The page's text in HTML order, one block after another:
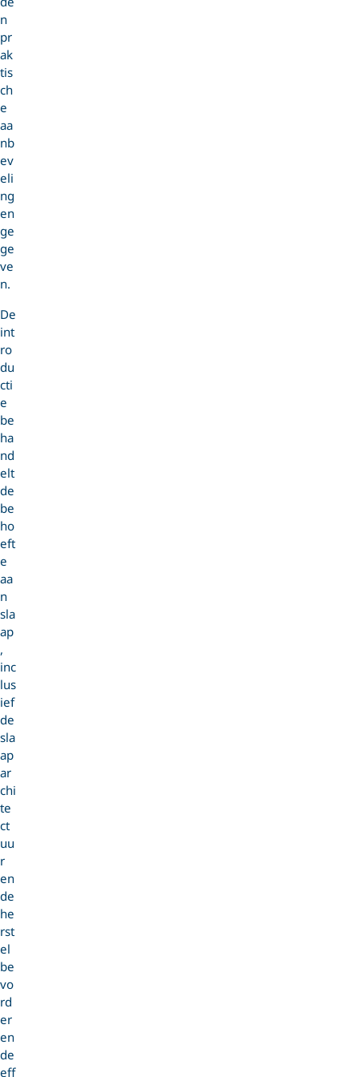
n
pr
ak
tis
ch
e
aa
nb
ev
eli
ng
en
ge
ge
ve
n.
De
int
ro
du
cti
e
be
ha
nd
elt
de
be
ho
eft
e
aa
n
sla
ap
,
inc
lus
ief
de
sla
ap
ar
chi
te
ct
uu
r
en
de
he
rst
el
be
vo
rd
er
en
de
eff